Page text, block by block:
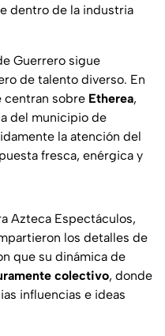
dentro de la industria
Guerrero sigue
de talento diverso. En
centran sobre Etherea,
del municipio de
la atención del
fresca, enérgica y
Azteca Espectáculos,
los detalles de
que su dinámica de
colectivo, donde
influencias e ideas